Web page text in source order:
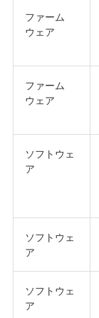
ファーム
ウェア
ファーム
ウェア
ソフトウェ
ア
ソフトウェ
ア
ソフトウェ
ア